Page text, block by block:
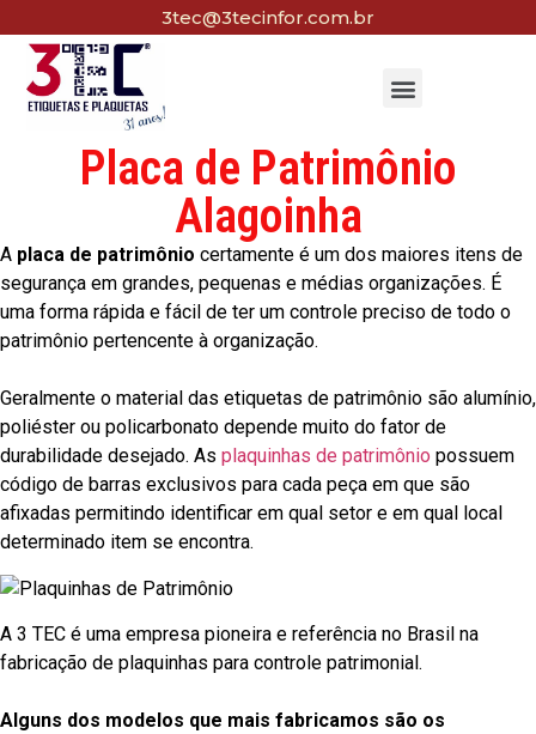
3tec@3tecinfor.com.br
Placa de Patrimônio
Alagoinha
A placa de patrimônio certamente é um dos maiores itens de
segurança em grandes, pequenas e médias organizações. É
uma forma rápida e fácil de ter um controle preciso de todo o
patrimônio pertencente à organização.
Geralmente o material das etiquetas de patrimônio são alumínio,
poliéster ou policarbonato depende muito do fator de
durabilidade desejado. As plaquinhas de patrimônio possuem
código de barras exclusivos para cada peça em que são
afixadas permitindo identificar em qual setor e em qual local
determinado item se encontra.
A 3 TEC é uma empresa pioneira e referência no Brasil na
fabricação de plaquinhas para controle patrimonial.
Alguns dos modelos que mais fabricamos são os